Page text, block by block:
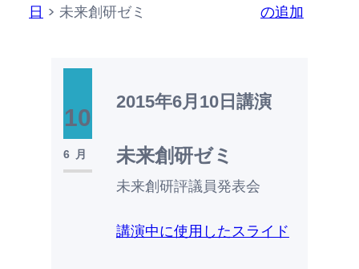
日 > 未来創研ゼミ
の追加
10
6月
2015年6月10日 講演
未来創研ゼミ
未来創研評議員発表会
講演中に使用したスライド